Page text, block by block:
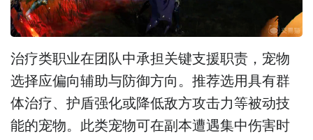
治疗类职业在团队中承担关键支援职责，宠物
选择应偏向辅助与防御方向。推荐选用具有群
体治疗、护盾强化或降低敌方攻击力等被动技
能的宠物。此类宠物可在副本遭遇集中伤害时